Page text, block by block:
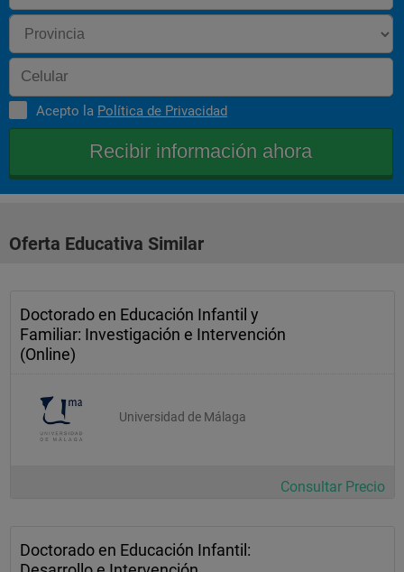
Acepto la Política de Privacidad
Oferta Educativa Similar
Doctorado en Educación Infantil y
Familiar: Investigación e Intervención
(Online)
Universidad de Málaga
Consultar Precio
Doctorado en Educación Infantil: